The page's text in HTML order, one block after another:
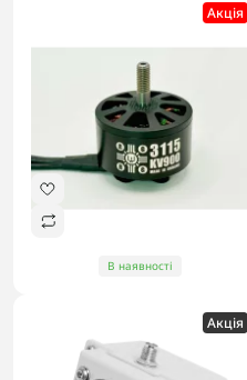
Акцiя
В наявності
Акцiя